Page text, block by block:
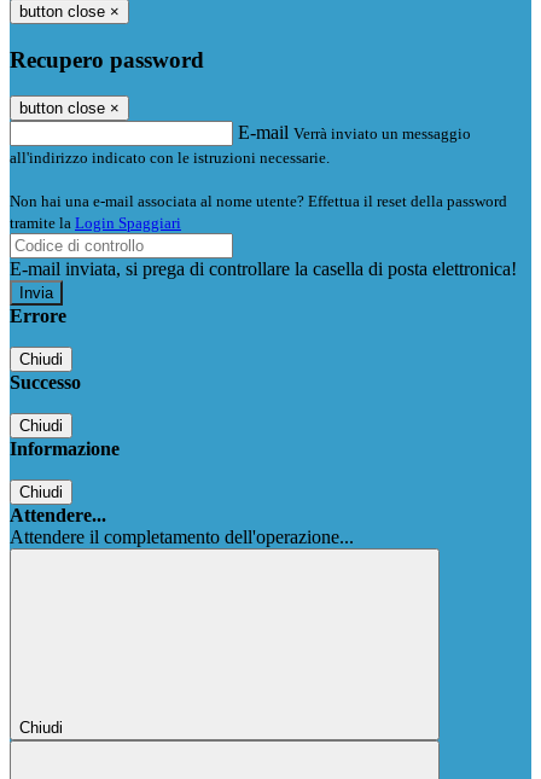
button close ×
Recupero password
button close ×
E-mail Verrà inviato un messaggio
all'indirizzo indicato con le istruzioni necessarie.
Non hai una e-mail associata al nome utente? Effettua il reset della password
tramite la Login Spaggiari
E-mail inviata, si prega di controllare la casella di posta elettronica!
Errore
Chiudi
Successo
Chiudi
Informazione
Chiudi
Attendere...
Attendere il completamento dell'operazione...
Chiudi